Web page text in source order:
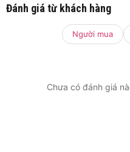
Đánh giá từ khách hàng
Người mua
Chưa có đánh giá